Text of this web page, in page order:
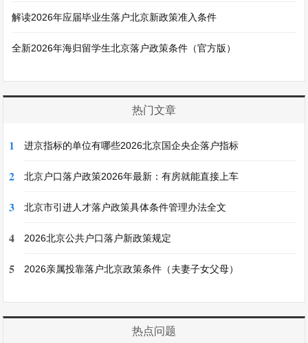
解读2026年应届毕业生落户北京新政策准入条件
全新2026年海归留学生北京落户政策条件（官方版）
热门文章
1 进京指标的单位有哪些2026北京国企央企落户指标
2 北京户口落户政策2026年最新：有房就能直接上车
3 北京市引进人才落户政策具体条件管理办法全文
4 2026北京公共户口落户新政策规定
5 2026亲属投靠落户北京政策条件（夫妻子女父母）
热点问题